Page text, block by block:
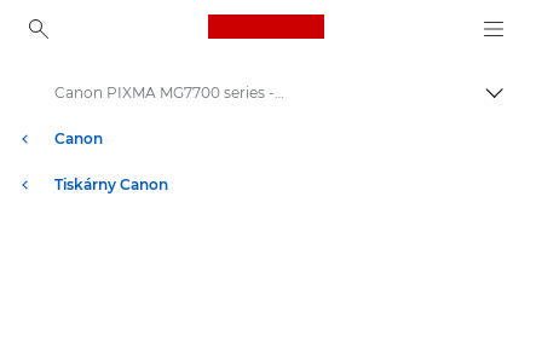
Canon Logo, back to
Canon
Tiskárny Canon
Canon PIXMA MG7700 series - Inkjet Photo Printers